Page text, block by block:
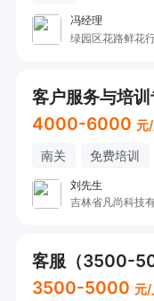
冯经理
绿园区花路鲜花
客户服务与培
4000-6000 元
南关 免费培训
刘先生
吉林省凡尚科技
客服（3500-
3500-5000 元/